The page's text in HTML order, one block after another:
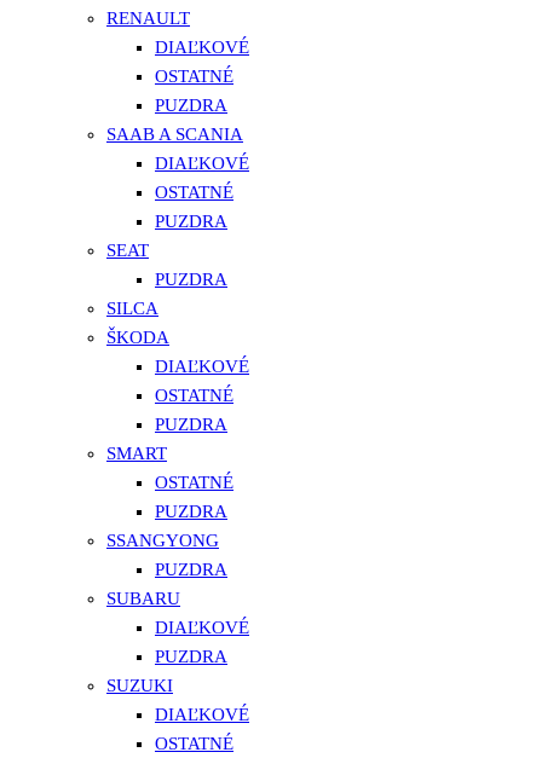
RENAULT
DIAĽKOVÉ
OSTATNÉ
PUZDRA
SAAB A SCANIA
DIAĽKOVÉ
OSTATNÉ
PUZDRA
SEAT
PUZDRA
SILCA
ŠKODA
DIAĽKOVÉ
OSTATNÉ
PUZDRA
SMART
OSTATNÉ
PUZDRA
SSANGYONG
PUZDRA
SUBARU
DIAĽKOVÉ
PUZDRA
SUZUKI
DIAĽKOVÉ
OSTATNÉ